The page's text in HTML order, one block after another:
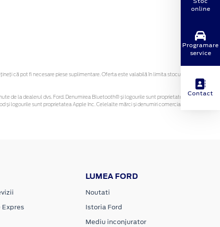
că pot fi necesare piese suplimentare. Oferta este valabilă în limita stocului
de la dealerul dvs. Ford. Denumirea Bluetooth® și logourile sunt proprietatea
și logourile sunt proprietatea Apple Inc. Celelalte mărci și denumiri comerciale sunt
Expres
LUMEA FORD
Noutati
Istoria Ford
Mediu inconjurator
online
Programare
service
Contact